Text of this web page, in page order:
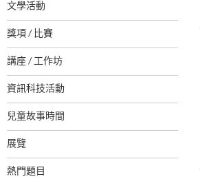
文學活動
獎項 / 比賽
講座 / 工作坊
資訊科技活動
兒童故事時間
展覽
熱門題目